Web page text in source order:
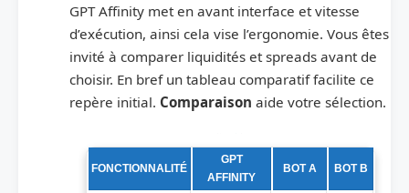
GPT Affinity met en avant interface et vitesse
d’exécution, ainsi cela vise l’ergonomie. Vous êtes
invité à comparer liquidités et spreads avant de
choisir. En bref un tableau comparatif facilite ce
repère initial. Comparaison aide votre sélection.
FONCTIONNALITÉ
GPT
AFFINITY
BOT A BOT B